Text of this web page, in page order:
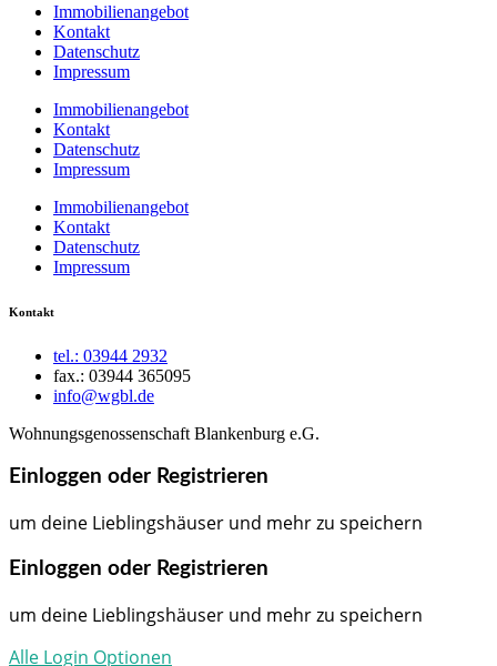
Immobilienangebot
Kontakt
Datenschutz
Impressum
Immobilienangebot
Kontakt
Datenschutz
Impressum
Immobilienangebot
Kontakt
Datenschutz
Impressum
Kontakt
tel.: 03944 2932
fax.: 03944 365095
info@wgbl.de
Wohnungsgenossenschaft Blankenburg e.G.
Einloggen oder Registrieren
um deine Lieblingshäuser und mehr zu speichern
Einloggen oder Registrieren
um deine Lieblingshäuser und mehr zu speichern
Alle Login Optionen